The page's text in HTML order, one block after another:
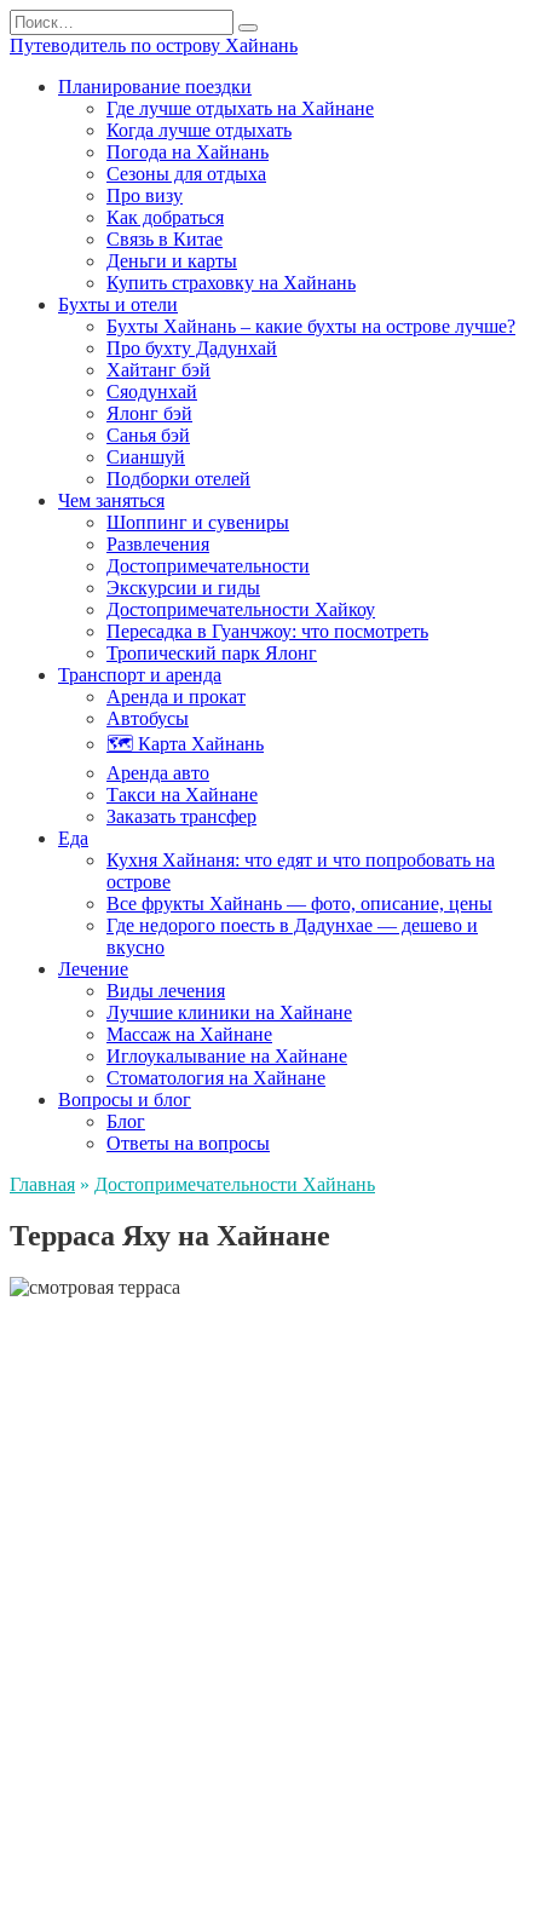
Перейти
к
содержанию
Search
for:
Путеводитель по острову Хайнань
Планирование поездки
Где лучше отдыхать на Хайнане
Когда лучше отдыхать
Погода на Хайнань
Сезоны для отдыха
Про визу
Как добраться
Связь в Китае
Деньги и карты
Купить страховку на Хайнань
Бухты и отели
Бухты Хайнань – какие бухты на острове лучше?
Про бухту Дадунхай
Хайтанг бэй
Сяодунхай
Ялонг бэй
Санья бэй
Сианшуй
Подборки отелей
Чем заняться
Шоппинг и сувениры
Развлечения
Достопримечательности
Экскурсии и гиды
Достопримечательности Хайкоу
Пересадка в Гуанчжоу: что посмотреть
Тропический парк Ялонг
Транспорт и аренда
Аренда и прокат
Автобусы
🗺️ Карта Хайнань
Аренда авто
Такси на Хайнане
Заказать трансфер
Еда
Кухня Хайнаня: что едят и что попробовать на
острове
Все фрукты Хайнань — фото, описание, цены
Где недорого поесть в Дадунхае — дешево и
вкусно
Лечение
Виды лечения
Лучшие клиники на Хайнане
Массаж на Хайнане
Иглоукалывание на Хайнане
Стоматология на Хайнане
Вопросы и блог
Блог
Ответы на вопросы
Главная » Достопримечательности Хайнань
Терраса Яху на Хайнане